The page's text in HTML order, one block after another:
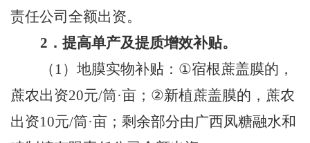
责任公司全额出资。
2 ．提高单产及提质增效补贴。
（ 1）地膜实物补贴： ①宿根蔗盖膜的，
蔗农出资20元/筒·亩； ②新植蔗盖膜的，蔗农
出资10元/筒·亩；剩余部分由广西凤糖融水和